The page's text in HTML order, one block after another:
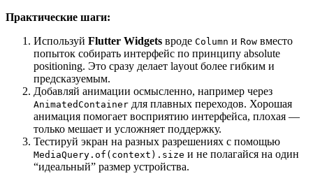
Практические шаги:
Используй Flutter Widgets вроде Column и Row вместо
попыток собирать интерфейс по принципу absolute
positioning. Это сразу делает layout более гибким и
предсказуемым.
Добавляй анимации осмысленно, например через
AnimatedContainer для плавных переходов. Хорошая
анимация помогает восприятию интерфейса, плохая —
только мешает и усложняет поддержку.
Тестируй экран на разных разрешениях с помощью
MediaQuery.of(context).size и не полагайся на один
“идеальный” размер устройства.